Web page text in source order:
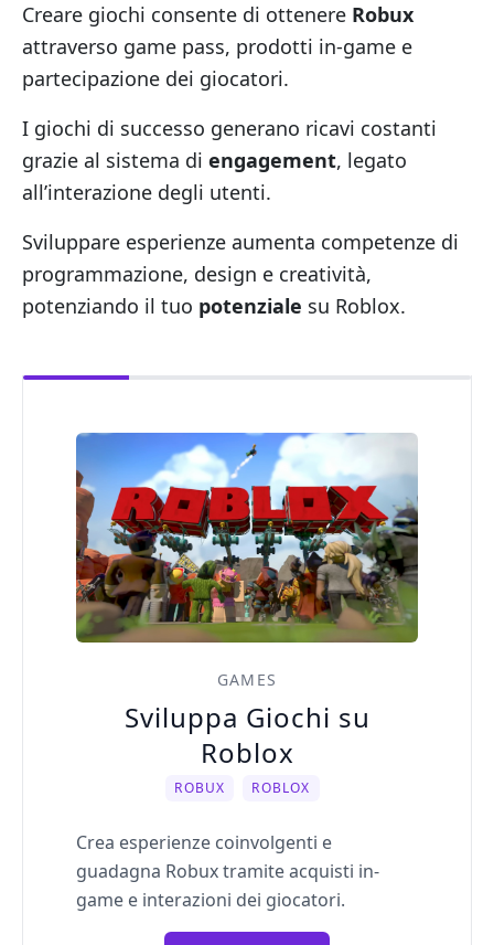
Creare giochi consente di ottenere Robux
attraverso game pass, prodotti in-game e
partecipazione dei giocatori.
I giochi di successo generano ricavi costanti
grazie al sistema di engagement, legato
all’interazione degli utenti.
Sviluppare esperienze aumenta competenze di
programmazione, design e creatività,
potenziando il tuo potenziale su Roblox.
GAMES
Sviluppa Giochi su
Roblox
ROBUX ROBLOX
Crea esperienze coinvolgenti e
guadagna Robux tramite acquisti in-
game e interazioni dei giocatori.